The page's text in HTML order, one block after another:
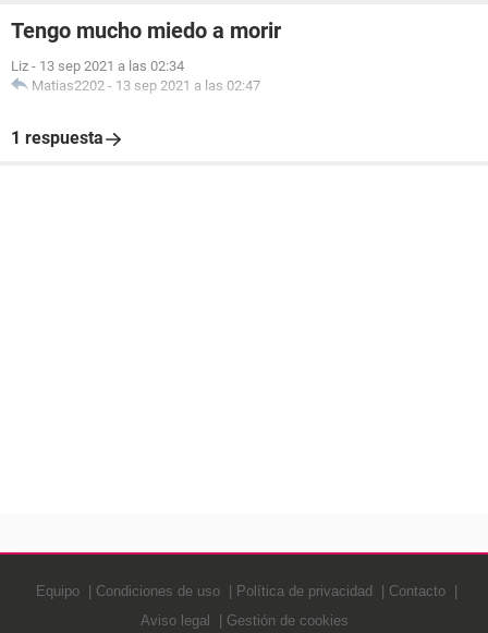
Tengo mucho miedo a morir
Liz - 13 sep 2021 a las 02:34
Matias2202 - 13 sep 2021 a las 02:47
1 respuesta
Equipo Condiciones de uso Política de privacidad
Contacto
Aviso legal
Gestión de cookies